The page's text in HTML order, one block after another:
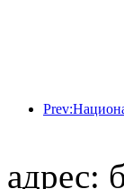
адрес: